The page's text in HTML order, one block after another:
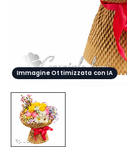
Immagine Ottimizzata con IA